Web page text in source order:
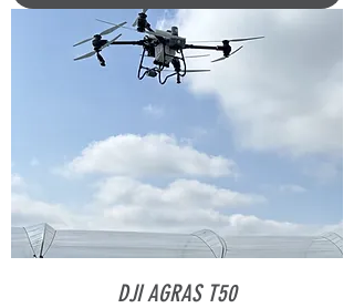
DJI AGRAS T50